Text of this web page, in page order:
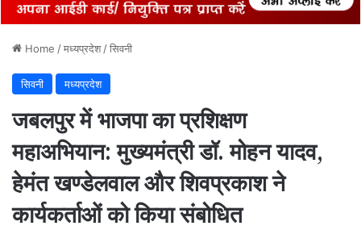
Home /मध्यप्रदेश /सिवनी
सिवनी मध्यप्रदेश
जबलपुर में भाजपा का प्रशिक्षण
महाअभियान: मुख्यमंत्री डॉ. मोहन यादव,
हेमंत खण्डेलवाल और शिवप्रकाश ने
कार्यकर्ताओं को किया संबोधित